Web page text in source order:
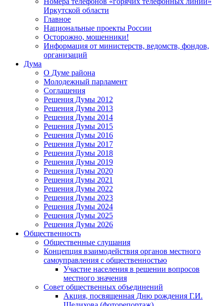
Иркутской области
Главное
Национальные проекты России
Осторожно, мошенники!
Информация от министерств, ведомств, фондов,
организаций
Дума
О Думе района
Молодежный парламент
Соглашения
Решения Думы 2012
Решения Думы 2013
Решения Думы 2014
Решения Думы 2015
Решения Думы 2016
Решения Думы 2017
Решения Думы 2018
Решения Думы 2019
Решения Думы 2020
Решения Думы 2021
Решения Думы 2022
Решения Думы 2023
Решения Думы 2024
Решения Думы 2025
Решения Думы 2026
Общественность
Общественные слушания
Концепция взаимодействия органов местного
самоуправления с общественностью
Участие населения в решении вопросов
местного значения
Совет общественных объединений
Акция, посвященная Дню рождения Г.И.